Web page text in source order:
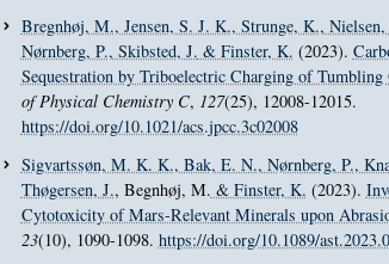
Bregnhøj, M., Jensen, S. J. K., Strunge, K.,
Nørnberg, P., Skibsted, J. & Finster, K. (2023).
Sequestration by Triboelectric Charging of Tumbling
of Physical Chemistry C, 127(25), 12008-12015.
https://doi.org/10.1021/acs.jpcc.3c02008
Sigvartssøn, M. K. K., Bak, E. N., Nørnberg, P.,
Thøgersen, J., Begnhøj, M. & Finster, K. (2023).
Cytotoxicity of Mars-Relevant Minerals upon
23(10), 1090-1098. https://doi.org/10.1089/